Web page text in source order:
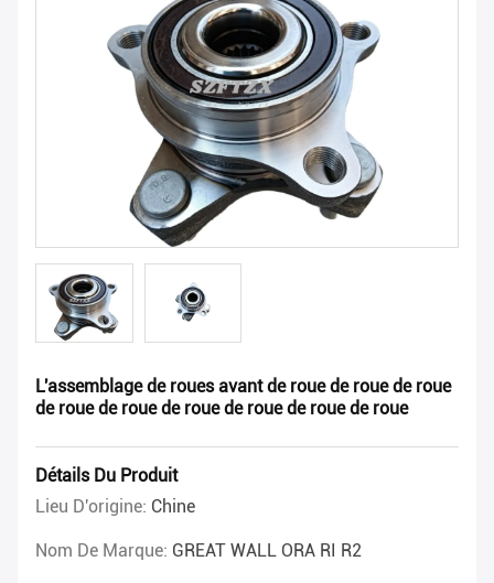
L'assemblage de roues avant de roue de roue de roue
de roue de roue de roue de roue de roue de roue
Détails Du Produit
Lieu D'origine: Chine
Nom De Marque: GREAT WALL ORA RI R2